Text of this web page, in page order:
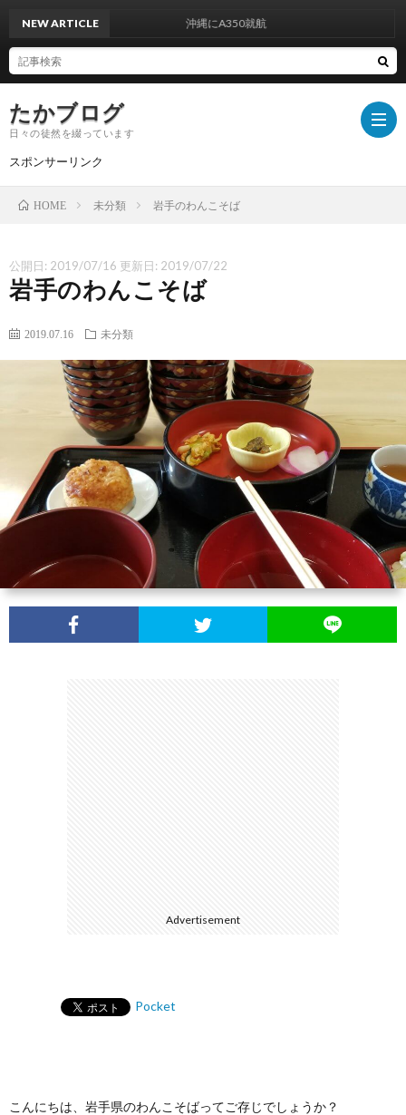
たかブログ
日々の徒然を綴っています
スポンサーリンク
バ
ー
ポ
リ
シ
合
わ
せ
NEW ARTICLE 沖縄にA350就航
HOME 未分類 岩手のわんこそば
公開日: 2019/07/16 更新日: 2019/07/22
岩手のわんこそば
2019.07.16 未分類
Advertisement
Pocket
こんにちは、岩手県のわんこそばってご存じでしょうか？